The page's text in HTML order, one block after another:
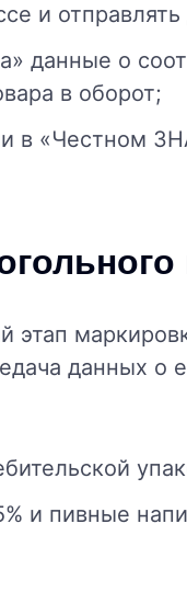
и
данные о
в оборот;
в «Честном
этап
данных о
и пивные